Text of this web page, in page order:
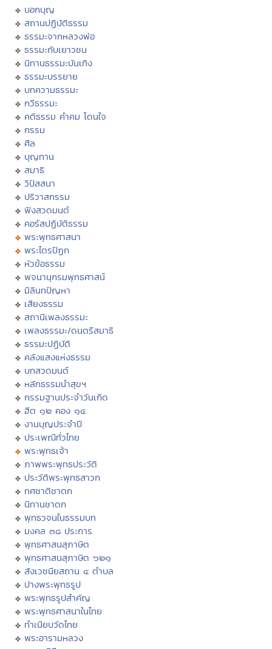
บอกบุญ
สถานปฏิบัติธรรม
ธรรมะจากหลวงพ่อ
ธรรมะกับเยาวชน
นิทานธรรมะบันเทิง
ธรรมะบรรยาย
บทความธรรมะ
กวีธรรมะ
คติธรรม คำคม โดนใจ
กรรม
ศีล
บุญทาน
สมาธิ
วิปัสสนา
ปริวาสกรรม
ฟังสวดมนต์
คอร์สปฏิบัติธรรม
พระพุทธศาสนา
พระไตรปิฏก
หัวข้อธรรม
พจนานุกรมพุทธศาสน์
มิลินทปัญหา
เสียงธรรม
สถานีเพลงธรรมะ
เพลงธรรมะ/ดนตรีสมาธิ
ธรรมะปฏิบัติ
คลังแสงแห่งธรรม
บทสวดมนต์
หลักธรรมนำสุขฯ
กรรมฐานประจำวันเกิด
ฮีต ๑๒ คอง ๑๔
งานบุญประจำปี
ประเพณีทั่วไทย
พระพุทธเจ้า
ภาพพระพุทธประวัติ
ประวัติพระพุทธสาวก
ทศชาติชาดก
นิทานชาดก
พุทธวจนในธรรมบท
มงคล ๓๘ ประการ
พุทธศาสนสุภาษิต
พุทธศาสนสุภาษิต ๖๒๑
สังเวชนียสถาน ๔ ตำบล
ปางพระพุทธรูป
พระพุทธรูปสำคัญ
พระพุทธศาสนาในไทย
ทำเนียบวัดไทย
พระอารามหลวง